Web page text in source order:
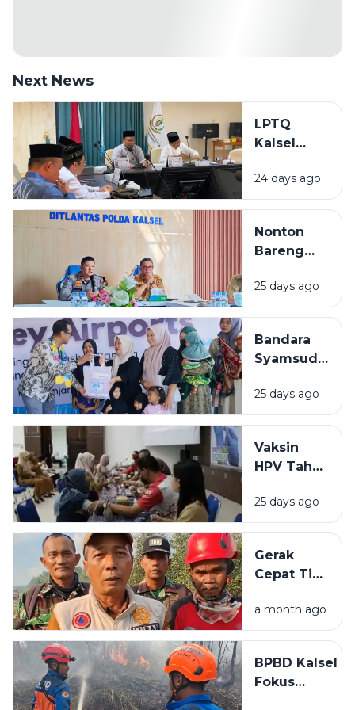
Next News
LPTQ
Kalsel
Gembleng
Kafilah
MTQ
Nasional
24 days ago
Nonton
Bareng
Dunia 2026
di Kalsel,
Siapkan
Dukungan
25 days ago
Bandara
Syamsudin
Salurkan
Bantuan
untuk
Stunting
Rumah
Layak Huni
25 days ago
Vaksin
HPV Tahap
BBPOM
Banjarbaru
Target
Peserta
25 days ago
Gerak
Cepat Tim
Cegah
Karhutla
Landasan
Ulin Timur
a month ago
BPBD Kalsel
Fokus